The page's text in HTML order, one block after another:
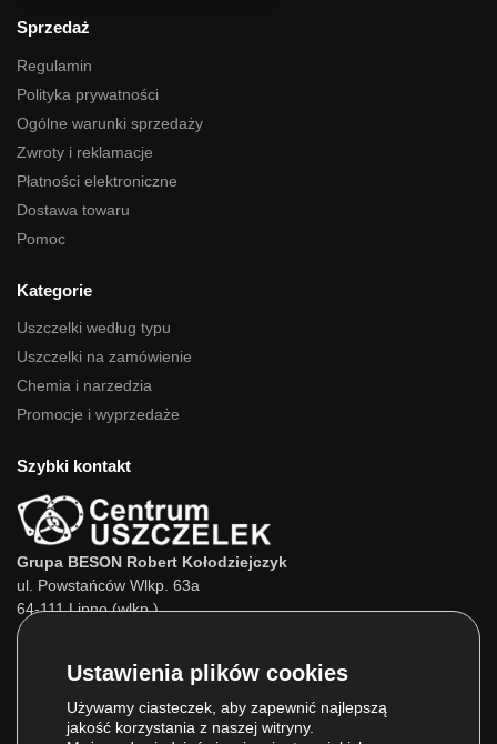
Sprzedaż
Regulamin
Polityka prywatności
Ogólne warunki sprzedaży
Zwroty i reklamacje
Płatności elektroniczne
Dostawa towaru
Pomoc
Kategorie
Uszczelki według typu
Uszczelki na zamówienie
Chemia i narzedzia
Promocje i wyprzedaże
Szybki kontakt
Grupa BESON Robert Kołodziejczyk
ul. Powstańców Wlkp. 63a
64-111 Lipno (wlkp.)
693 800 022
E-mail:info@centrumuszczelek.pl
Używamy ciasteczek, aby zapewnić najlepszą
jakość korzystania z naszej witryny.